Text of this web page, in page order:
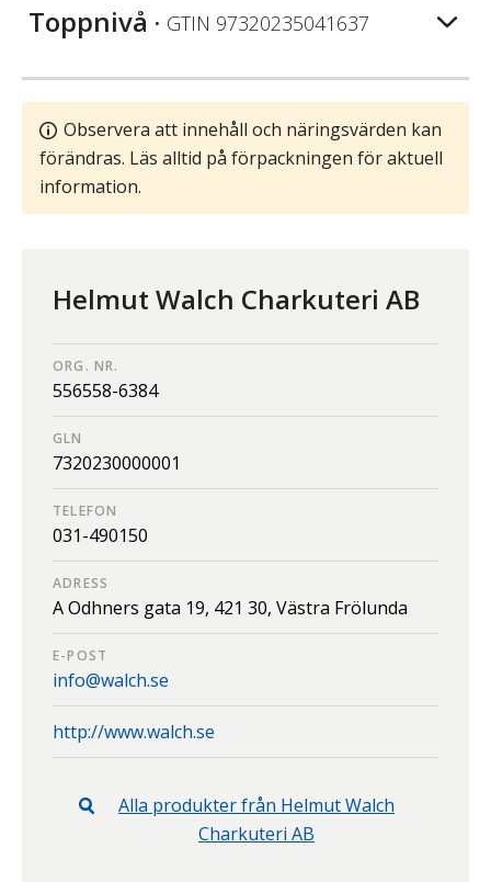
Toppnivå • GTIN 97320235041637
Observera att innehåll och näringsvärden kan
förändras. Läs alltid på förpackningen för aktuell
information.
Helmut Walch Charkuteri AB
ORG. NR.
556558-6384
GLN
7320230000001
TELEFON
031-490150
ADRESS
A Odhners gata 19, 421 30, Västra Frölunda
E-POST
info@walch.se
http://www.walch.se
Alla produkter från Helmut Walch
Charkuteri AB